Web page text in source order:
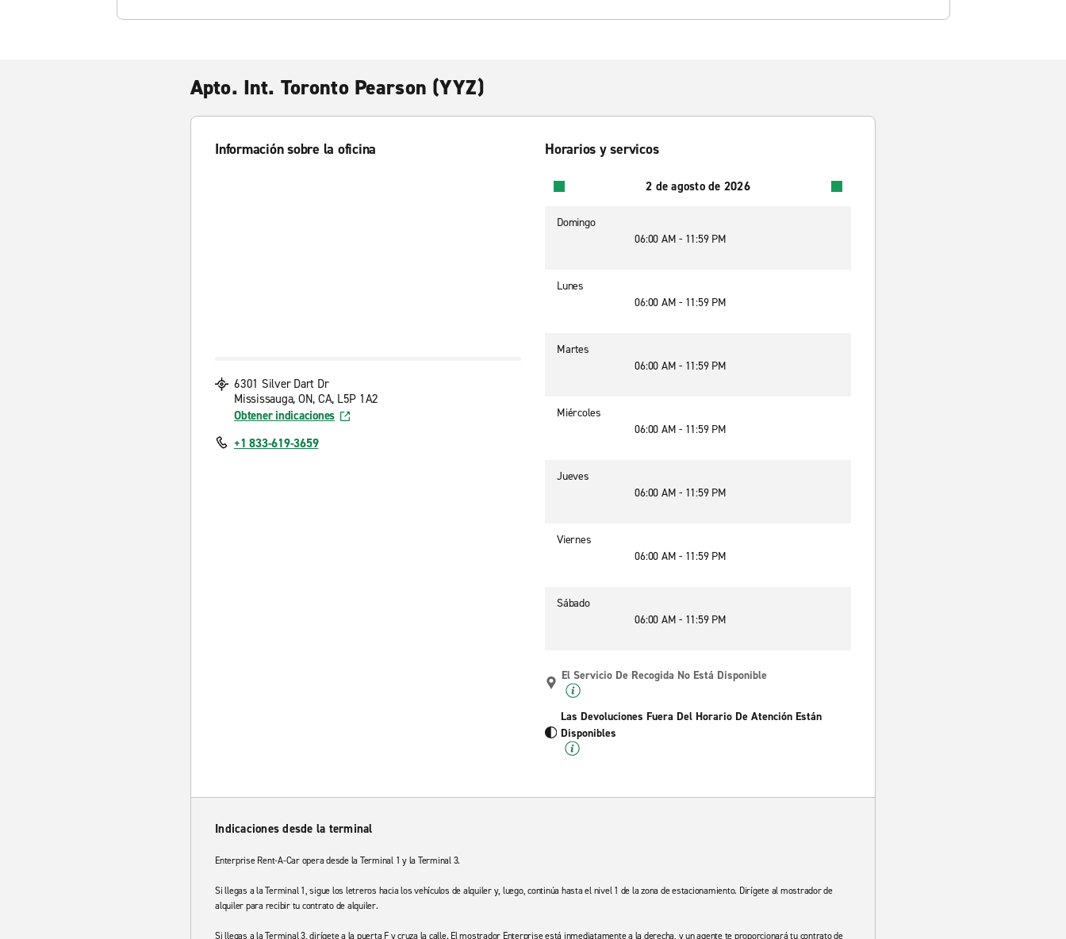
Apto. Int. Toronto Pearson (YYZ)
Información sobre la oficina
6301 Silver Dart Dr
Mississauga, ON, CA, L5P 1A2
Obtener indicaciones
+1 833-619-3659
Horarios y servicos
2 de agosto de 2026
Domingo
06:00 AM - 11:59 PM
Lunes
06:00 AM - 11:59 PM
Martes
06:00 AM - 11:59 PM
Miércoles
06:00 AM - 11:59 PM
Jueves
06:00 AM - 11:59 PM
Viernes
06:00 AM - 11:59 PM
Sábado
06:00 AM - 11:59 PM
El Servicio De Recogida No Está Disponible
Las Devoluciones Fuera Del Horario De Atención Están
Disponibles
Indicaciones desde la terminal
Enterprise Rent-A-Car opera desde la Terminal 1 y la Terminal 3.
Si llegas a la Terminal 1, sigue los letreros hacia los vehículos de alquiler y, luego, continúa hasta el nivel 1 de la zona de estacionamiento. Dirígete al mostrador de
alquiler para recibir tu contrato de alquiler.
Si llegas a la Terminal 3, dirígete a la puerta F y cruza la calle. El mostrador Enterprise está inmediatamente a la derecha, y un agente te proporcionará tu contrato de